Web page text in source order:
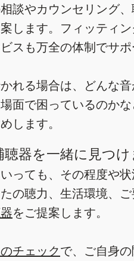
談やカウンセリング
します。フィッティ
スも万全の体制でサポ
れる場合は、どんな
面で困っているのか
します。
器を一緒に見つけ
っても、その程度や
の聴力、生活環境、
をご提案します。
チェックで、ご自身